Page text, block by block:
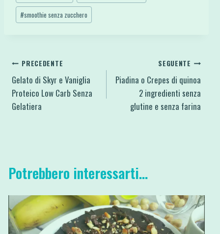
#smoothie senza zucchero
Navigazione
articoli
PRECEDENTE
Gelato di Skyr e Vaniglia
Proteico Low Carb Senza
Gelatiera
SEGUENTE
Piadina o Crepes di quinoa
2 ingredienti senza
glutine e senza farina
Potrebbero interessarti...